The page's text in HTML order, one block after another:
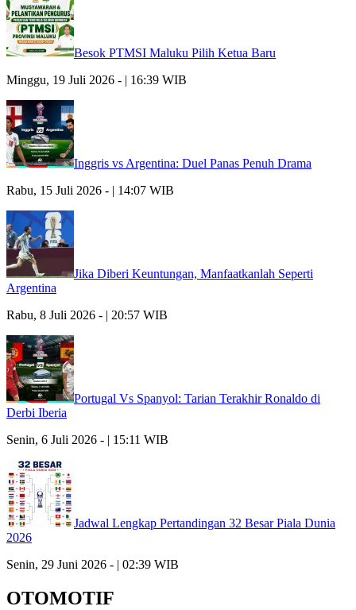
Besok PTMSI Maluku Pilih Ketua Baru
Minggu, 19 Juli 2026 - | 16:39 WIB
Inggris vs Argentina: Duel Panas Penuh Drama
Rabu, 15 Juli 2026 - | 14:07 WIB
Jika Diberi Keuntungan, Manfaatkanlah Seperti
Argentina
Rabu, 8 Juli 2026 - | 20:57 WIB
Portugal Vs Spanyol: Tarian Terakhir Ronaldo di
Derbi Iberia
Senin, 6 Juli 2026 - | 15:11 WIB
Jadwal Lengkap Pertandingan 32 Besar Piala Dunia
2026
Senin, 29 Juni 2026 - | 02:39 WIB
OTOMOTIF